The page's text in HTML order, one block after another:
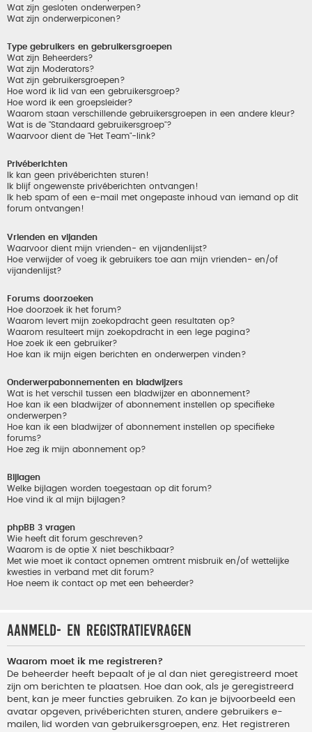
Wat zijn gesloten onderwerpen?
Wat zijn onderwerpiconen?
Type gebruikers en gebruikersgroepen
Wat zijn Beheerders?
Wat zijn Moderators?
Wat zijn gebruikersgroepen?
Hoe word ik lid van een gebruikersgroep?
Hoe word ik een groepsleider?
Waarom staan verschillende gebruikersgroepen in een andere kleur?
Wat is de "Standaard gebruikersgroep"?
Waarvoor dient de "Het Team"-link?
Privéberichten
Ik kan geen privéberichten sturen!
Ik blijf ongewenste privéberichten ontvangen!
Ik heb spam of een e-mail met ongepaste inhoud van iemand op dit
forum ontvangen!
Vrienden en vijanden
Waarvoor dient mijn vrienden- en vijandenlijst?
Hoe verwijder of voeg ik gebruikers toe aan mijn vrienden- en/of
vijandenlijst?
Forums doorzoeken
Hoe doorzoek ik het forum?
Waarom levert mijn zoekopdracht geen resultaten op?
Waarom resulteert mijn zoekopdracht in een lege pagina?
Hoe zoek ik een gebruiker?
Hoe kan ik mijn eigen berichten en onderwerpen vinden?
Onderwerpabonnementen en bladwijzers
Wat is het verschil tussen een bladwijzer en abonnement?
Hoe kan ik een bladwijzer of abonnement instellen op specifieke
onderwerpen?
Hoe kan ik een bladwijzer of abonnement instellen op specifieke
forums?
Hoe zeg ik mijn abonnement op?
Bijlagen
Welke bijlagen worden toegestaan op dit forum?
Hoe vind ik al mijn bijlagen?
phpBB 3 vragen
Wie heeft dit forum geschreven?
Waarom is de optie X niet beschikbaar?
Met wie moet ik contact opnemen omtrent misbruik en/of wettelijke
kwesties in verband met dit forum?
Hoe neem ik contact op met een beheerder?
Aanmeld- en registratievragen
Waarom moet ik me registreren?
De beheerder heeft bepaalt of je al dan niet geregistreerd moet
zijn om berichten te plaatsen. Hoe dan ook, als je geregistreerd
bent, kan je meer functies gebruiken. Zo kan je bijvoorbeeld een
avatar opgeven, privéberichten sturen, andere gebruikers e-
mailen, lid worden van gebruikersgroepen, enz. Het registreren